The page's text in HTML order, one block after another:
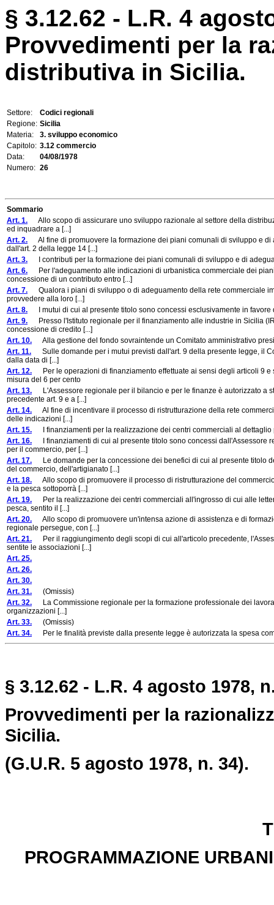
§ 3.12.62 - L.R. 4
Provvedimenti per la
distributiva in Sicilia.
Settore:
Codici regionali
Regione: Sicilia
Materia:
3. sviluppo economico
Capitolo: 3.12 commercio
Data:
04/08/1978
Numero: 26
Sommario
Art. 1. Allo scopo di assicurare uno sviluppo razionale al settore della
ed inquadrare a [...]
Art. 2. Al fine di promuovere la formazione dei piani comunali di sviluppo e di
dall'art. 2 della legge 14 [...]
Art. 3. I contributi per la formazione dei piani comunali di sviluppo e di
Art. 6. Per l'adeguamento alle indicazioni di urbanistica commerciale dei
concessione di un contributo entro [...]
Art. 7. Qualora i piani di sviluppo o di adeguamento della rete commerciale
provvedere alla loro [...]
Art. 8. I mutui di cui al presente titolo sono concessi esclusivamente in
Art. 9. Presso l'Istituto regionale per il finanziamento alle industrie in Sicilia
concessione di credito [...]
Art. 10. Alla gestione del fondo sovraintende un Comitato amministrativo
Art. 11. Sulle domande per i mutui previsti dall'art. 9 della presente legge, il
dalla data di [...]
Art. 12. Per le operazioni di finanziamento effettuate ai sensi degli articoli 9 e
misura del 6 per cento
Art. 13. L'Assessore regionale per il bilancio e per le finanze è autorizzato a
precedente art. 9 e a [...]
Art. 14. Al fine di incentivare il processo di ristrutturazione della rete
delle indicazioni [...]
Art. 15. I finanziamenti per la realizzazione dei centri commerciali al
Art. 16. I finanziamenti di cui al presente titolo sono concessi dall'Assessore
per il commercio, per [...]
Art. 17. Le domande per la concessione dei benefici di cui al presente titolo
del commercio, dell'artigianato [...]
Art. 18. Allo scopo di promuovere il processo di ristrutturazione del
e la pesca sottoporrà [...]
Art. 19. Per la realizzazione dei centri commerciali all'ingrosso di cui alle
pesca, sentito il [...]
Art. 20. Allo scopo di promuovere un'intensa azione di assistenza e di
regionale persegue, con [...]
Art. 21. Per il raggiungimento degli scopi di cui all'articolo precedente,
sentite le associazioni [...]
Art. 25.
Art. 26.
Art. 30.
Art. 31. (Omissis)
Art. 32. La Commissione regionale per la formazione professionale dei
organizzazioni [...]
Art. 33. (Omissis)
Art. 34. Per le finalità previste dalla presente legge è autorizzata la spesa
§ 3.12.62 - L.R. 4 agosto 1978,
Provvedimenti per la
Sicilia.
(G.U.R. 5 agosto 1978, n. 34).
PROGRAMMAZIONE